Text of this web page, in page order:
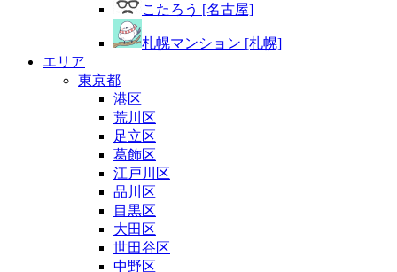
こたろう [名古屋]
札幌マンション [札幌]
エリア
東京都
港区
荒川区
足立区
葛飾区
江戸川区
品川区
目黒区
大田区
世田谷区
中野区